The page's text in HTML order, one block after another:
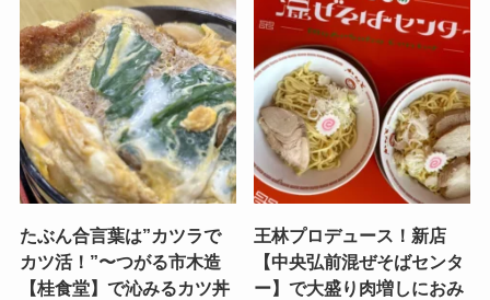
たぶん合言葉は”カツラで
カツ活！”〜つがる市木造
【桂食堂】で沁みるカツ丼
王林プロデュース！新店
【中央弘前混ぜそばセンタ
ー】で大盛り肉増しにおみ